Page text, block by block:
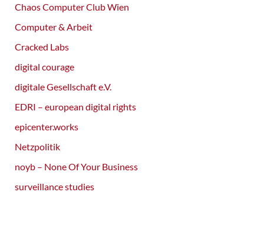
Chaos Computer Club Wien
Computer & Arbeit
Cracked Labs
digital courage
digitale Gesellschaft e.V.
EDRI – european digital rights
epicenter.works
Netzpolitik
noyb – None Of Your Business
surveillance studies